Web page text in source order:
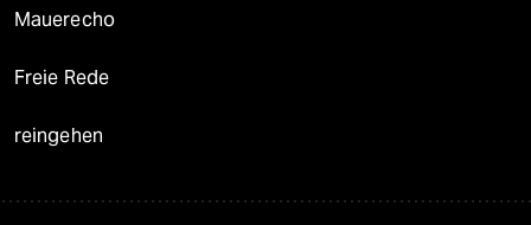
Mauerecho
Freie Rede
reingehen